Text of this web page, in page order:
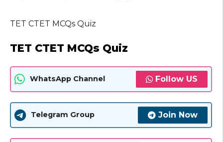
TET CTET MCQs Quiz
TET CTET MCQs Quiz
WhatsApp Channel Follow US
Telegram Group Join Now